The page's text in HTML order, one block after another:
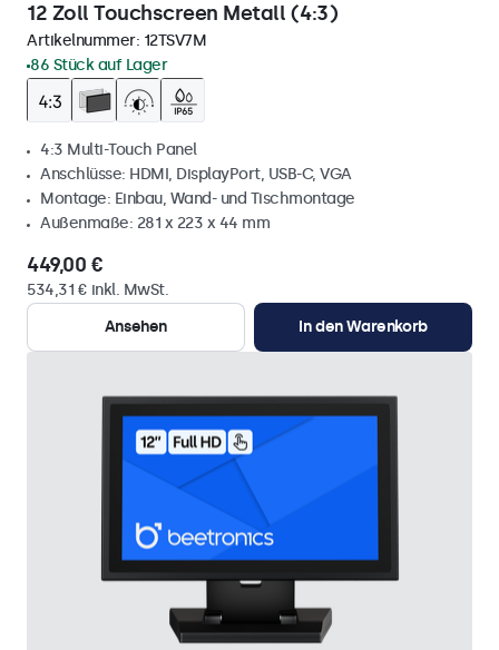
12 Zoll Touchscreen Metall (4:3)
Artikelnummer: 12TSV7M
86 Stück auf Lager
4:3 Multi-Touch Panel
Anschlüsse: HDMI, DisplayPort, USB-C, VGA
Montage: Einbau, Wand- und Tischmontage
Außenmaße: 281 x 223 x 44 mm
449,00 €
534,31 € inkl. MwSt.
Ansehen
In den Warenkorb